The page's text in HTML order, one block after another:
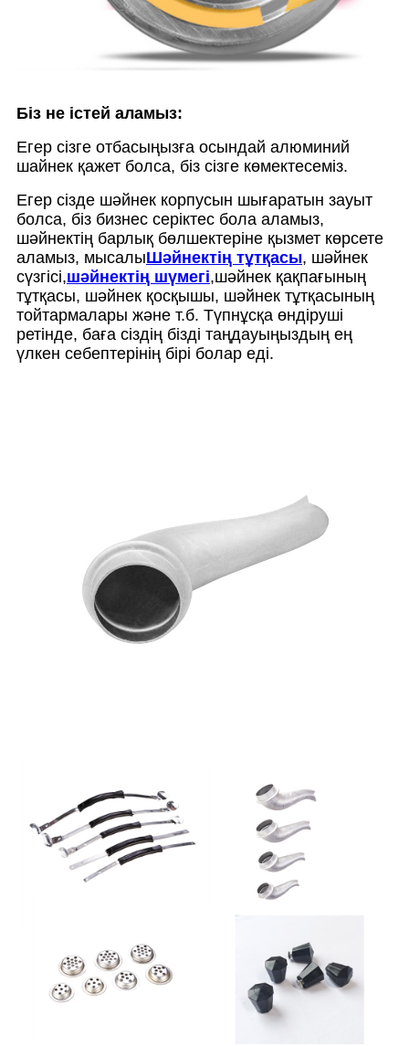
Біз не істей аламыз:
Егер сізге отбасыңызға осындай алюминий
шайнек қажет болса, біз сізге көмектесеміз.
Егер сізде шәйнек корпусын шығаратын зауыт
болса, біз бизнес серіктес бола аламыз,
шәйнектің барлық бөлшектеріне қызмет көрсете
аламыз, мысалыШәйнектің тұтқасы, шәйнек
сүзгісі,шәйнектің шүмегі,шәйнек қақпағының
тұтқасы, шәйнек қосқышы, шәйнек тұтқасының
тойтармалары және т.б. Түпнұсқа өндіруші
ретінде, баға сіздің бізді таңдауыңыздың ең
үлкен себептерінің бірі болар еді.